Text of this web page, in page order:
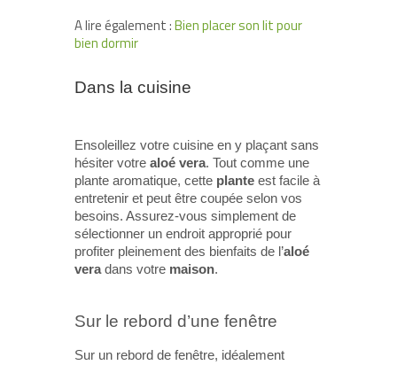
A lire également :Bien placer son lit pour
bien dormir
Dans la cuisine
Ensoleillez votre cuisine en y plaçant sans
hésiter votre aloé vera. Tout comme une
plante aromatique, cette plante est facile à
entretenir et peut être coupée selon vos
besoins. Assurez-vous simplement de
sélectionner un endroit approprié pour
profiter pleinement des bienfaits de l’aloé
veradans votre maison.
Sur le rebord d’une fenêtre
Sur un rebord de fenêtre, idéalement